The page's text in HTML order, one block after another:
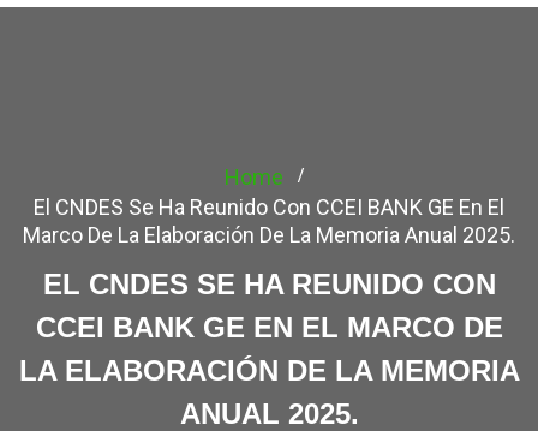
Home
El CNDES Se Ha Reunido Con CCEI BANK GE En El
Marco De La Elaboración De La Memoria Anual 2025.
EL CNDES SE HA REUNIDO CON
CCEI BANK GE EN EL MARCO DE
LA ELABORACIÓN DE LA MEMORIA
ANUAL 2025.